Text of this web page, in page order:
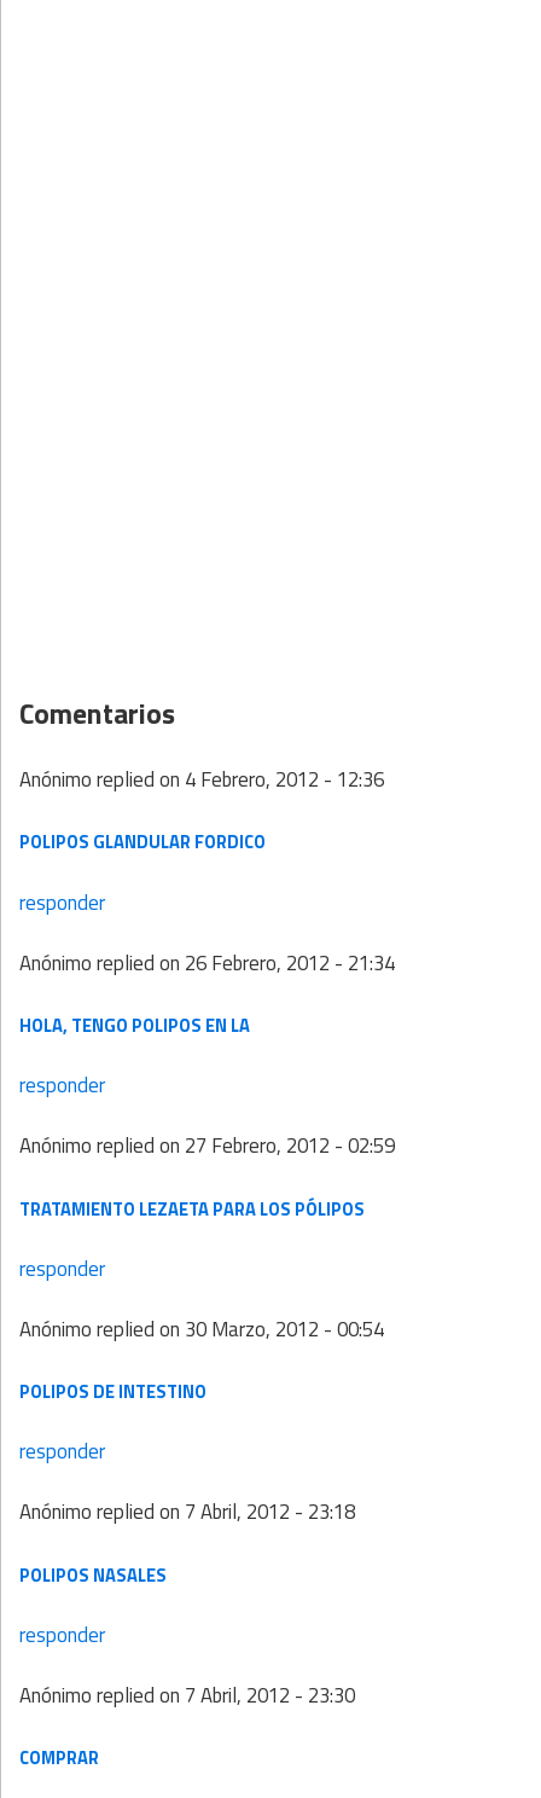
Comentarios
Anónimoreplied on 4 Febrero, 2012 - 12:36
POLIPOS GLANDULAR FORDICO
responder
Anónimoreplied on 26 Febrero, 2012 - 21:34
HOLA, TENGO POLIPOS EN LA
responder
Anónimoreplied on 27 Febrero, 2012 - 02:59
TRATAMIENTO LEZAETA PARA LOS PÓLIPOS
responder
Anónimoreplied on 30 Marzo, 2012 - 00:54
POLIPOS DE INTESTINO
responder
Anónimoreplied on 7 Abril, 2012 - 23:18
POLIPOS NASALES
responder
Anónimoreplied on 7 Abril, 2012 - 23:30
COMPRAR